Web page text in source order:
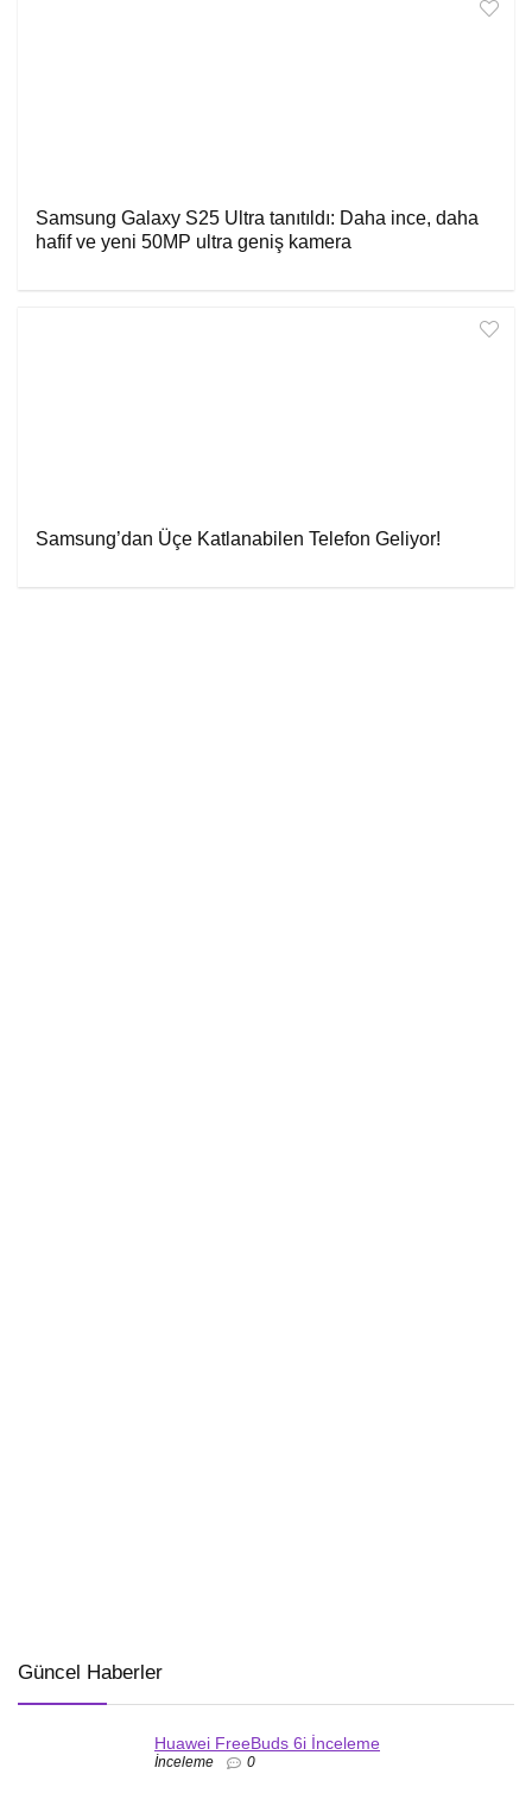
Samsung Galaxy S25 Ultra tanıtıldı: Daha ince, daha
hafif ve yeni 50MP ultra geniş kamera
Samsung’dan Üçe Katlanabilen Telefon Geliyor!
Güncel Haberler
Huawei FreeBuds 6i İnceleme
İnceleme 0